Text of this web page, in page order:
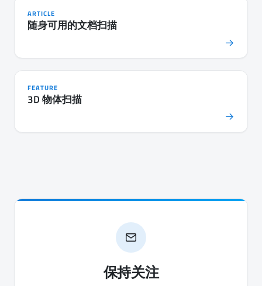
ARTICLE
随身可用的文档扫描
→
FEATURE
3D 物体扫描
→
保持关注